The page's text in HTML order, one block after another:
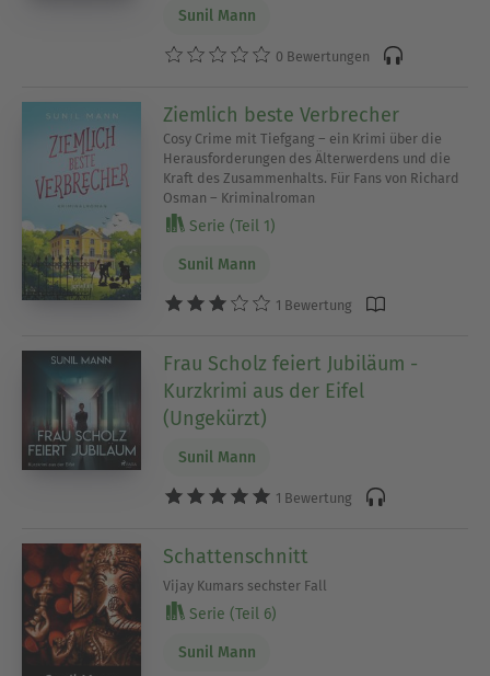
Sunil Mann
0 Bewertungen
Ziemlich beste Verbrecher
Cosy Crime mit Tiefgang – ein Krimi über die
Herausforderungen des Älterwerdens und die
Kraft des Zusammenhalts. Für Fans von Richard
Osman – Kriminalroman
Serie (Teil 1)
Sunil Mann
1 Bewertung
Frau Scholz feiert Jubiläum -
Kurzkrimi aus der Eifel
(Ungekürzt)
Sunil Mann
1 Bewertung
Schattenschnitt
Vijay Kumars sechster Fall
Serie (Teil 6)
Sunil Mann